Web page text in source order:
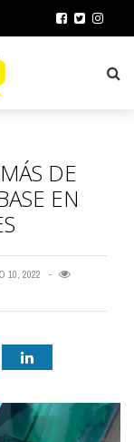
DE
EN
10, 2022